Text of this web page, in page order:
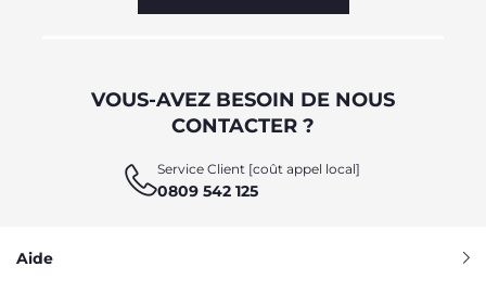
VOUS-AVEZ BESOIN DE NOUS
CONTACTER ?
Service Client [coût appel local]
0809 542 125
Aide